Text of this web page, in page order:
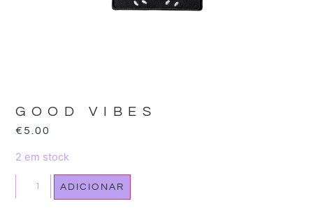
GOOD VIBES
€5.00
2 em stock
ADICIONAR